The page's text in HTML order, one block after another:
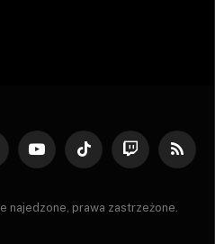
YouTubeTikTok Twitch RSS
najedzone, prawa zastrzeżone.